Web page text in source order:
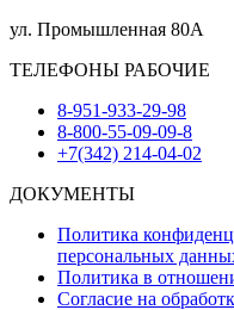
ул. Промышленная 80А
ТЕЛЕФОНЫ РАБОЧИЕ
8-951-933-29-98
8-800-55-09-09-8
+7(342) 214-04-02
ДОКУМЕНТЫ
Политика
персональных
Политика в
Согласие на